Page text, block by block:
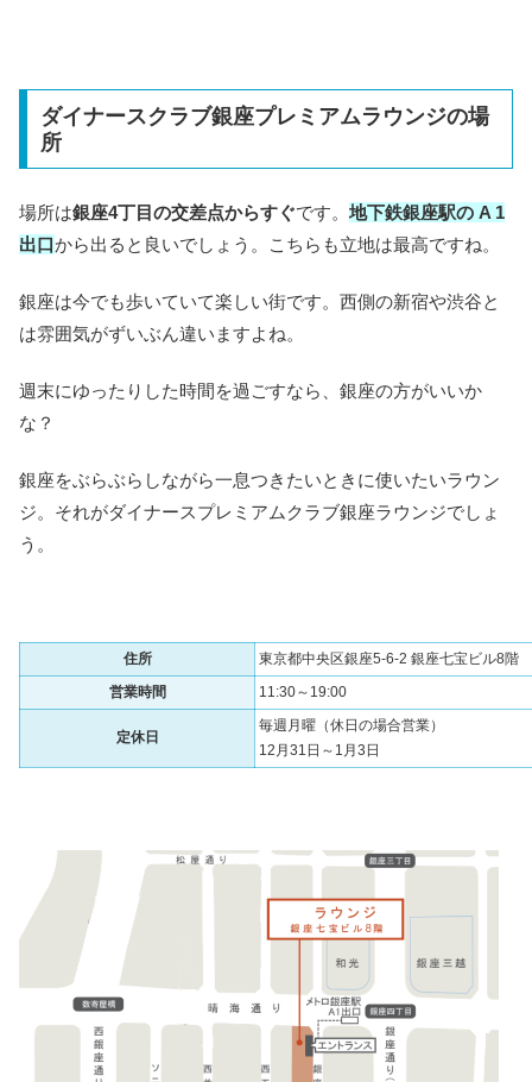
ダイナースクラブ銀座プレミアムラウンジの場
所
場所は銀座4丁目の交差点からすぐです。 地下鉄銀座駅の A 1
出口から出ると良いでしょう。こちらも立地は最高ですね。
銀座は今でも歩いていて楽しい街です。西側の新宿や渋谷と
は雰囲気がずいぶん違いますよね。
週末にゆったりした時間を過ごすなら、銀座の方がいいか
な？
銀座をぶらぶらしながら一息つきたいときに使いたいラウン
ジ。それがダイナースプレミアムクラブ銀座ラウンジでしょ
う。
住所
東京都中央区銀座5-6-2 銀座七宝ビル8階
営業時間
11:30～19:00
定休日
毎週月曜（休日の場合営業）
12月31日～1月3日